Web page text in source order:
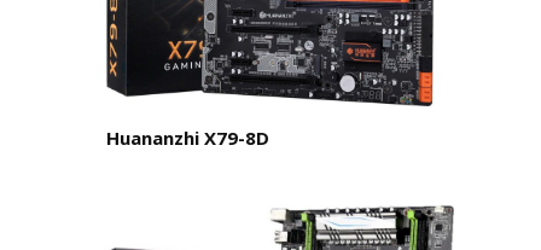
Huananzhi X79-8D